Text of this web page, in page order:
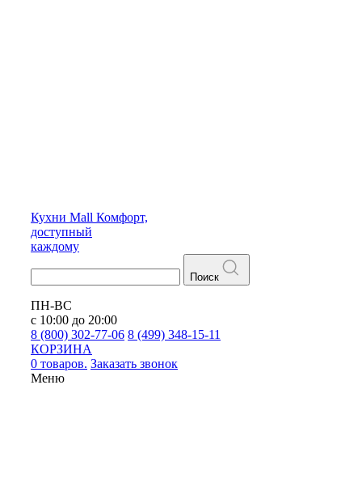
Кухни Mall Комфорт,
доступный
каждому
Поиск
ПН-ВС
с 10:00 до 20:00
8 (800) 302-77-06 8 (499) 348-15-11
КОРЗИНА
0 товаров. Заказать звонок
Меню